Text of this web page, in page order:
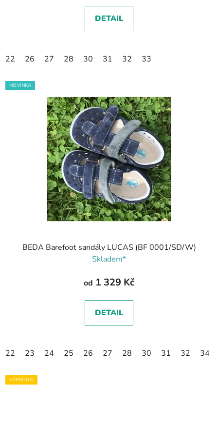
DETAIL
22 26 27 28 30 31 32 33
NOVINKA
BEDA Barefoot sandály LUCAS (BF 0001/SD/W)
Skladem*
od 1 329 Kč
DETAIL
22 23 24 25 26 27 28 30 31 32 34
VÝPRODEJ